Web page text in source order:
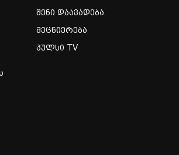
შენი დაავადება
მეცნიერება
პულსი TV